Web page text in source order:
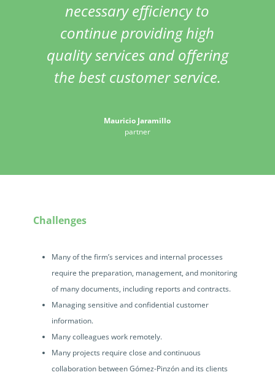
necessary efficiency to
continue providing high
quality services and offering
the best customer service.
Mauricio Jaramillo
partner
Challenges
Many of the firm’s services and internal processes
require the preparation, management, and monitoring
of many documents, including reports and contracts.
Managing sensitive and confidential customer
information.
Many colleagues work remotely.
Many projects require close and continuous
collaboration between Gómez-Pinzón and its clients